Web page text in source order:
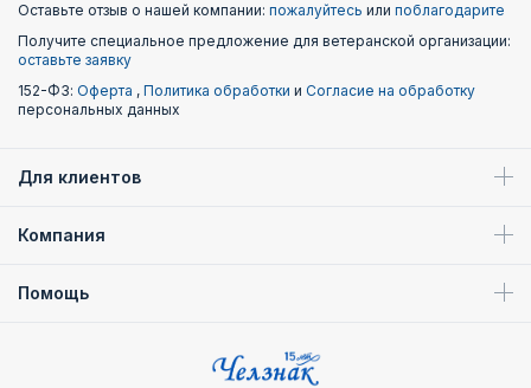
Оставьте отзыв о нашей компании: пожалуйтесь или поблагодарите
Получите специальное предложение для ветеранской организации:
оставьте заявку
152-ФЗ: Оферта , Политика обработки и Согласие на обработку
персональных данных
Для клиентов
Компания
Помощь